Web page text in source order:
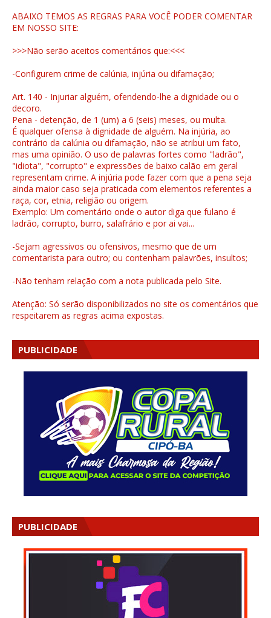
ABAIXO TEMOS AS REGRAS PARA VOCÊ PODER COMENTAR
EM NOSSO SITE:
>>>Não serão aceitos comentários que:<<<
-Configurem crime de calúnia, injúria ou difamação;
Art. 140 - Injuriar alguém, ofendendo-lhe a dignidade ou o
decoro.
Pena - detenção, de 1 (um) a 6 (seis) meses, ou multa.
É qualquer ofensa à dignidade de alguém. Na injúria, ao
contrário da calúnia ou difamação, não se atribui um fato,
mas uma opinião. O uso de palavras fortes como "ladrão",
"idiota", "corrupto" e expressões de baixo calão em geral
representam crime. A injúria pode fazer com que a pena seja
ainda maior caso seja praticada com elementos referentes a
raça, cor, etnia, religião ou origem.
Exemplo: Um comentário onde o autor diga que fulano é
ladrão, corrupto, burro, salafrário e por ai vai...
-Sejam agressivos ou ofensivos, mesmo que de um
comentarista para outro; ou contenham palavrões, insultos;
-Não tenham relação com a nota publicada pelo Site.
Atenção: Só serão disponibilizados no site os comentários que
respeitarem as regras acima expostas.
PUBLICIDADE
PUBLICIDADE